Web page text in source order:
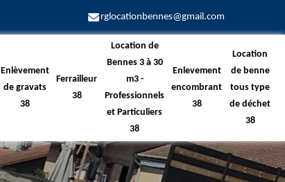
rglocationbennes@gmail.com
Enlèvement
de gravats
38
Ferrailleur
38
Location de
Bennes 3 à 30
m3 -
Professionnels
et Particuliers
38
Enlevement
encombrant
38
Location
de benne
tous type
de déchet
38